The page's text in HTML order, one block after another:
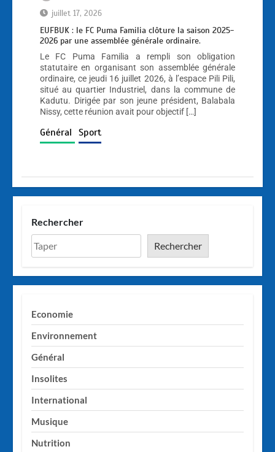
juillet 17, 2026
EUFBUK : le FC Puma Familia clôture la saison 2025-
2026 par une assemblée générale ordinaire.
Le FC Puma Familia a rempli son obligation
statutaire en organisant son assemblée générale
ordinaire, ce jeudi 16 juillet 2026, à l’espace Pili Pili,
situé au quartier Industriel, dans la commune de
Kadutu. Dirigée par son jeune président, Balabala
Nissy, cette réunion avait pour objectif […]
Général Sport
Rechercher
Rechercher
Economie
Environnement
Général
Insolites
International
Musique
Nutrition